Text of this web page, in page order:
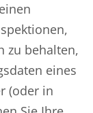
zu behalten,
eines
(oder in